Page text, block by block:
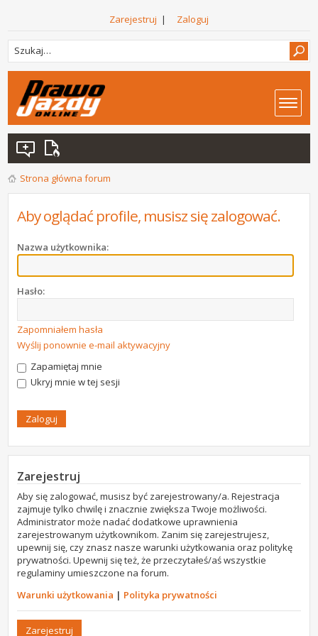
Zarejestruj | Zaloguj
Strona główna forum
Aby oglądać profile, musisz się zalogować.
Nazwa użytkownika:
Hasło:
Zapomniałem hasła
Wyślij ponownie e-mail aktywacyjny
Zapamiętaj mnie
Ukryj mnie w tej sesji
Zarejestruj
Aby się zalogować, musisz być zarejestrowany/a. Rejestracja
zajmuje tylko chwilę i znacznie zwiększa Twoje możliwości.
Administrator może nadać dodatkowe uprawnienia
zarejestrowanym użytkownikom. Zanim się zarejestrujesz,
upewnij się, czy znasz nasze warunki użytkowania oraz politykę
prywatności. Upewnij się też, że przeczytałeś/aś wszystkie
regulaminy umieszczone na forum.
Warunki użytkowania | Polityka prywatności
Zarejestruj